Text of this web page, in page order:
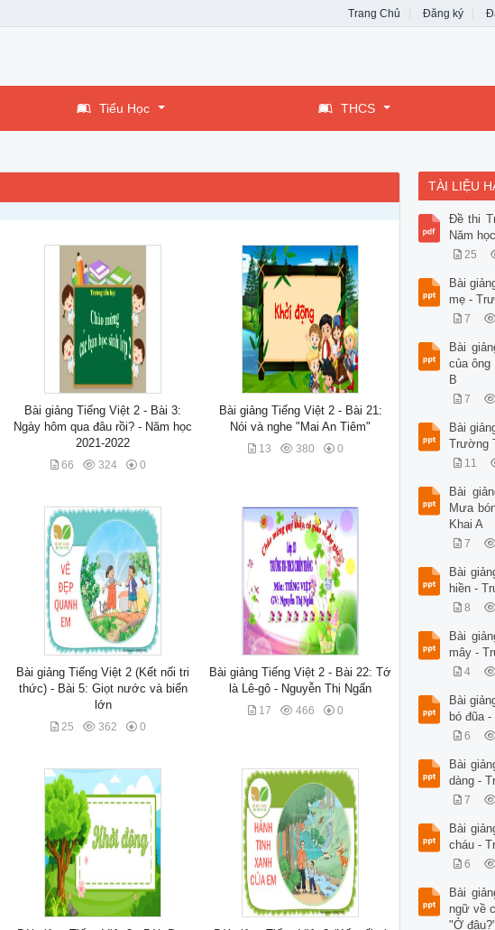
Trang Chủ Đăng ký
Tiểu Học THCS
Bài giảng Tiếng Việt 2 - Bài 3:
Ngày hôm qua đâu rồi? - Năm học
2021-2022
66 324 0
Bài giảng Tiếng Việt 2 - Bài 21:
Nói và nghe "Mai An Tiêm"
13 380 0
Bài giảng Tiếng Việt 2 (Kết nối tri
thức) - Bài 5: Giọt nước và biển
lớn
25 362 0
Bài giảng Tiếng Việt 2 - Bài 22: Tớ
là Lê-gô - Nguyễn Thị Ngấn
17 466 0
TÀI LIỆU
Đề thi
Năm
25
Bài
mẹ -
7
Bài
của
B
7
Bài
Trường
11
Bài
Mưa
Khai A
7
Bài
hiền -
8
Bài
mây -
4
Bài
bó đũa
6
Bài
dàng -
7
Bài
cháu -
6
Bài
ngữ về
"Ở